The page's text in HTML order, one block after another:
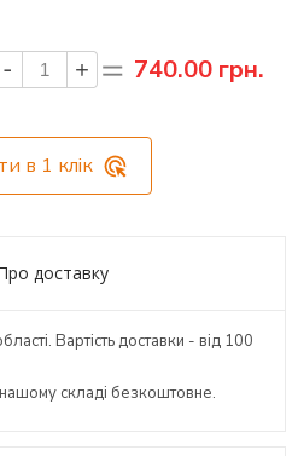
740.00 грн.
в 1 клік
доставку
Вартість доставки - від 100
складі безкоштовне.